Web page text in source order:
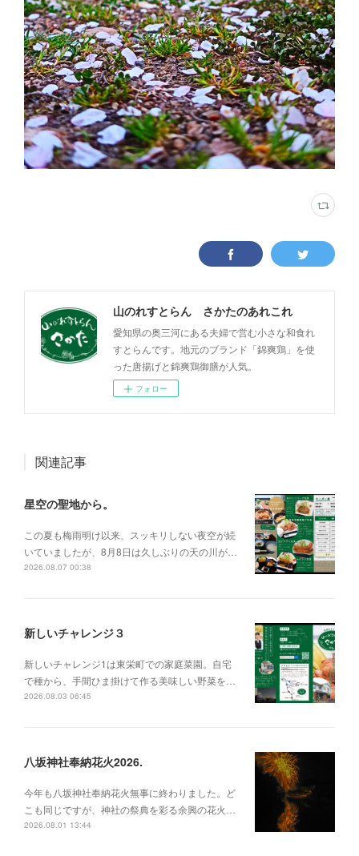
山のれすとらん さかたのあれこれ
愛知県の奥三河にある夫婦で営む小さな和食れ
すとらんです。地元のブランド「錦爽鶏」を使
った唐揚げと錦爽鶏御膳が人気。
フォロー
関連記事
星空の聖地から。
この夏も梅雨明け以来、スッキリしない夜空が続
いていましたが、8月8日は久しぶりの天の川が…
2026.08.07 00:38
新しいチャレンジ３
新しいチャレンジ1は東栄町での家庭菜園。自宅
で種から、手間ひま掛けて作る美味しい野菜を…
2026.08.03 06:45
八坂神社奉納花火2026.
今年も八坂神社奉納花火無事に終わりました。ど
こも同じですが、神社の祭典を彩る余興の花火…
2026.08.01 13:44